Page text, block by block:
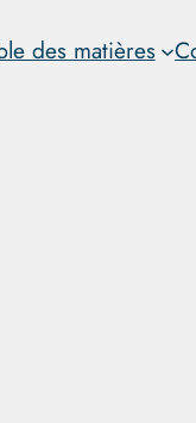
des matières